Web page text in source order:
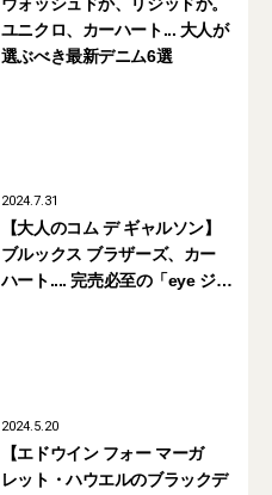
ユニクロ、カーハート... 大人が
選ぶべき最新デニム6選
2024.7.31
【大人のコム デ ギャルソン】
ブルックス ブラザーズ、カー
ハート.... 完売必至の「eye ジュ
2024.5.20
【エドウイン フォー マーガ
レット・ハウエルのブラックデ